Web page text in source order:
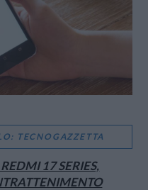
TECNOGAZZETTA
17 SERIES,